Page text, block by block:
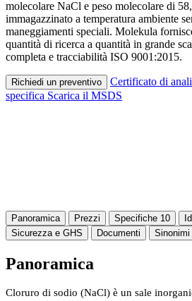
molecolare NaCl e peso molecolare di
immagazzinato a temperatura ambiente
maneggiamenti speciali. Molekula
quantità di ricerca a quantità in grande
completa e tracciabilità ISO 9001:2015.
Richiedi un preventivo Certificato di
specifica Scarica il MSDS
Panoramica Prezzi Specifiche 10
Sicurezza e GHS
Documenti Sinonimi
Panoramica
Cloruro di sodio (NaCl) è un sale